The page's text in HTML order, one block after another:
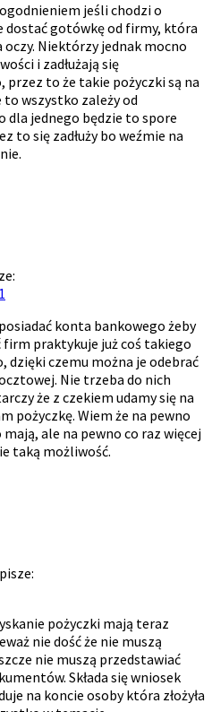
jeśli chodzi o
dostać gotówkę od firmy, która
oczy. Niektórzy jednak mocno
i zadłużają się
przez to że takie pożyczki są na
to wszystko zależy od
dla jednego będzie to spore
to się zadłuży bo weźmie na
konta bankowego żeby
firm praktykuje już coś takiego
dzięki czemu można je odebrać
Nie trzeba do nich
że z czekiem udamy się na
pożyczkę. Wiem że na pewno
ale na pewno co raz więcej
taką możliwość.
pisze:
pożyczki mają teraz
nie dość że nie muszą
nie muszą przedstawiać
Składa się wniosek
na koncie osoby która złożyła